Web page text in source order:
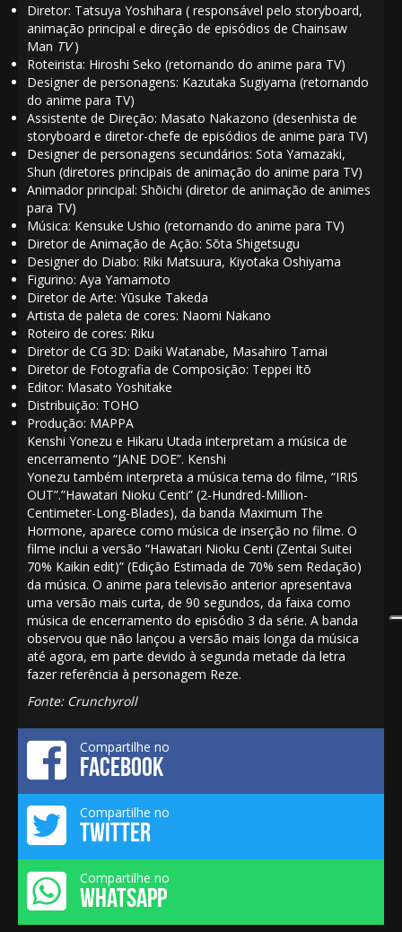
Diretor: Tatsuya Yoshihara ( responsável pelo storyboard,
animação principal e direção de episódios de Chainsaw
Man TV)
Roteirista: Hiroshi Seko (retornando do anime para TV)
Designer de personagens: Kazutaka Sugiyama (retornando
do anime para TV)
Assistente de Direção: Masato Nakazono (desenhista de
storyboard e diretor-chefe de episódios de anime para TV)
Designer de personagens secundários: Sota Yamazaki,
Shun (diretores principais de animação do anime para TV)
Animador principal: Shōichi (diretor de animação de animes
para TV)
Música: Kensuke Ushio (retornando do anime para TV)
Diretor de Animação de Ação: Sōta Shigetsugu
Designer do Diabo: Riki Matsuura, Kiyotaka Oshiyama
Figurino: Aya Yamamoto
Diretor de Arte: Yūsuke Takeda
Artista de paleta de cores: Naomi Nakano
Roteiro de cores: Riku
Diretor de CG 3D: Daiki Watanabe, Masahiro Tamai
Diretor de Fotografia de Composição: Teppei Itō
Editor: Masato Yoshitake
Distribuição: TOHO
Produção: MAPPA
Kenshi Yonezu e Hikaru Utada interpretam a música de
encerramento “JANE DOE”. Kenshi
Yonezu também interpreta a música tema do filme, “IRIS
OUT”.”Hawatari Nioku Centi” (2-Hundred-Million-
Centimeter-Long-Blades), da banda Maximum The
Hormone, aparece como música de inserção no filme. O
filme inclui a versão “Hawatari Nioku Centi (Zentai Suitei
70% Kaikin edit)” (Edição Estimada de 70% sem Redação)
da música. O anime para televisão anterior apresentava
uma versão mais curta, de 90 segundos, da faixa como
música de encerramento do episódio 3 da série. A banda
observou que não lançou a versão mais longa da música
até agora, em parte devido à segunda metade da letra
fazer referência à personagem Reze.
Fonte: Crunchyroll
Compartilhe no
FACEBOOK
Compartilhe no
TWITTER
Compartilhe no
WHATSAPP